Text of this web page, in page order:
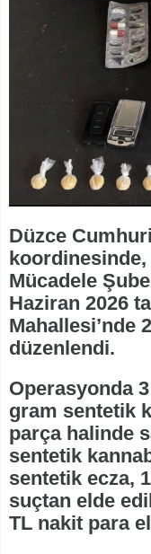
Düzce
Mücadele
Haziran 2026
Mahallesi’nde
düzenlendi.
Operasyonda
gram sentetik
parça halinde
sentetik
sentetik ecza,
suçtan elde
TL nakit para